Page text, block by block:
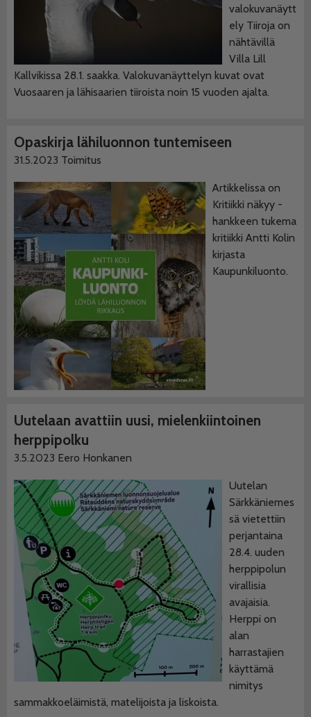
valokuvanäytt
ely Tiiroja on
nähtävillä
Villa Lill
Kallvikissa 28.1. saakka. Valokuvanäyttelyn kuvat ovat
Vuosaaren ja lähisaarien tiiroista noin 15 vuoden ajalta.
Opaskirja lähiluonnon tuntemiseen
31.5.2023 Toimitus
Artikkelissa on
Kritiikki näkyy -
hankkeen tukema
kritiikki Antti Kolin
kirjasta
Kaupunkiluonto.
Uutelaan avattiin uusi, mielenkiintoinen
herppipolku
3.5.2023 Eero Honkanen
Uutelan
Särkkäniemes
sä vietettiin
perjantaina
28.4. uuden
herppipolun
virallisia
avajaisia.
Herppi on
alan
harrastajien
käyttämä
nimitys
sammakkoeläimistä, matelijoista ja liskoista.